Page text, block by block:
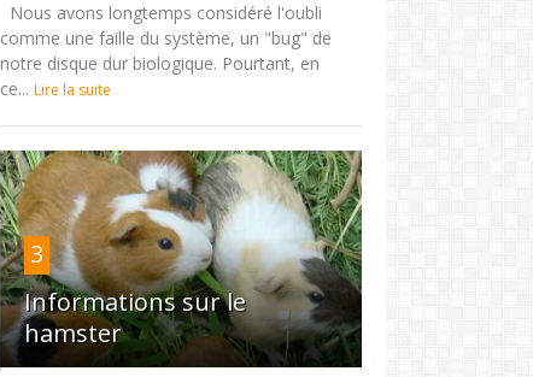
Nous avons longtemps considéré l'oubli
comme une faille du système, un "bug" de
notre disque dur biologique. Pourtant, en
ce... Lire la suite
3
Informations sur le
hamster